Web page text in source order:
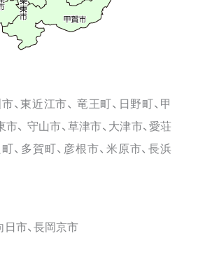
、東近江市、 竜王町、日野町、甲
市、 守山市、草津市、大津市、愛荘
、多賀町、彦根市、米原市、長浜
日市、長岡京市